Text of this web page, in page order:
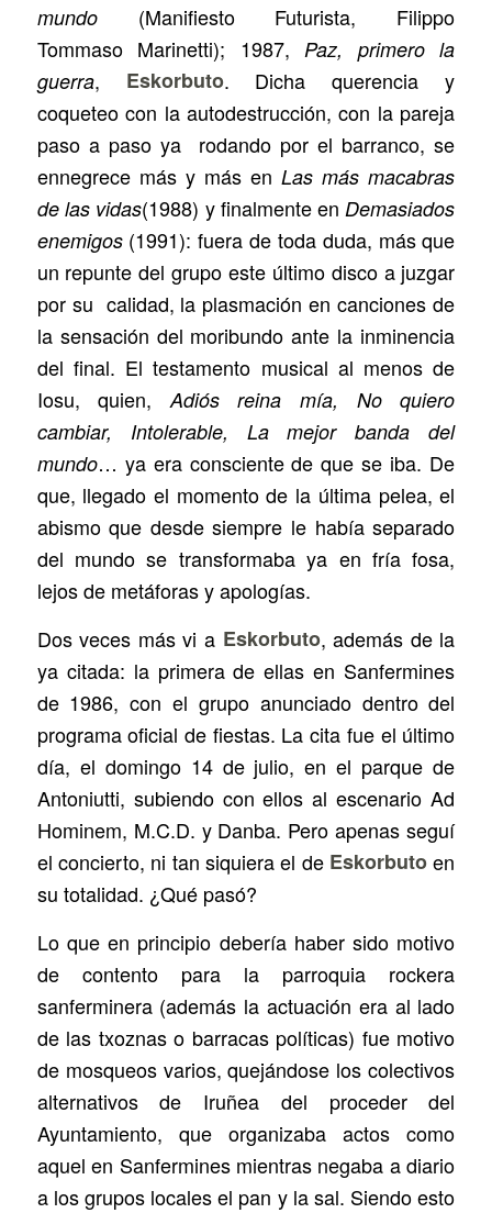
mundo (Manifiesto Futurista, Filippo
Tommaso Marinetti); 1987, Paz, primero la
guerra, Eskorbuto. Dicha querencia y
coqueteo con la autodestrucción, con la pareja
paso a paso ya rodando por el barranco, se
ennegrece más y más enLas más macabras
de las vidas(1988) y finalmente en Demasiados
enemigos(1991): fuera de toda duda, más que
un repunte del grupo este último disco a juzgar
por su calidad, la plasmación en canciones de
la sensación del moribundo ante la inminencia
del final. El testamento musical al menos de
Iosu, quien, Adiós reina mía, No quiero
cambiar, Intolerable, La mejor banda del
mundo… ya era consciente de que se iba. De
que, llegado el momento de la última pelea, el
abismo que desde siempre le había separado
del mundo se transformaba ya en fría fosa,
lejos de metáforas y apologías.
Dos veces más vi a Eskorbuto, además de la
ya citada: la primera de ellas en Sanfermines
de 1986, con el grupo anunciado dentro del
programa oficial de fiestas. La cita fue el último
día, el domingo 14 de julio, en el parque de
Antoniutti, subiendo con ellos al escenario Ad
Hominem, M.C.D. y Danba. Pero apenas seguí
el concierto, ni tan siquiera el de Eskorbutoen
su totalidad. ¿Qué pasó?
Lo que en principio debería haber sido motivo
de contento para la parroquia rockera
sanferminera (además la actuación era al lado
de las txoznas o barracas políticas) fue motivo
de mosqueos varios, quejándose los colectivos
alternativos de Iruñea del proceder del
Ayuntamiento, que organizaba actos como
aquel en Sanfermines mientras negaba a diario
a los grupos locales el pan y la sal. Siendo esto